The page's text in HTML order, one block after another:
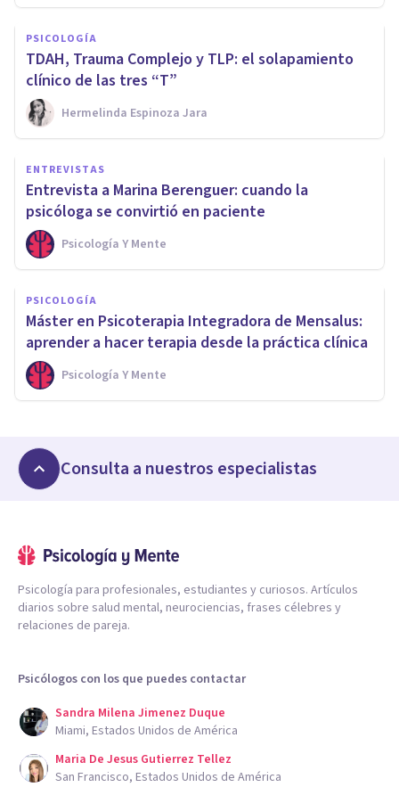
PSICOLOGÍA
TDAH, Trauma Complejo y TLP: el solapamiento
clínico de las tres “T”
Hermelinda Espinoza Jara
ENTREVISTAS
Entrevista a Marina Berenguer: cuando la
psicóloga se convirtió en paciente
Psicología Y Mente
PSICOLOGÍA
Máster en Psicoterapia Integradora de Mensalus:
aprender a hacer terapia desde la práctica clínica
Psicología Y Mente
Consulta a nuestros especialistas
Psicología para profesionales, estudiantes y curiosos. Artículos
diarios sobre salud mental, neurociencias, frases célebres y
relaciones de pareja.
Psicólogos con los que puedes contactar
Sandra Milena Jimenez Duque
Miami, Estados Unidos de América
Maria De Jesus Gutierrez Tellez
San Francisco, Estados Unidos de América